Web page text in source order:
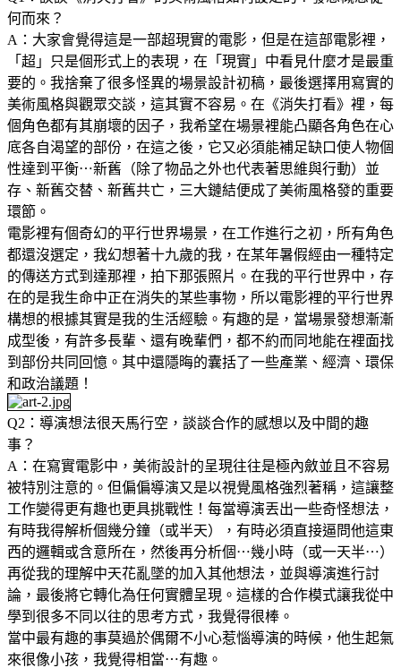
何而來？
A：大家會覺得這是一部超現實的電影，但是在這部電影裡，
「超」只是個形式上的表現，在「現實」中看見什麼才是最重
要的。我捨棄了很多怪異的場景設計初稿，最後選擇用寫實的
美術風格與觀眾交談，這其實不容易。在《消失打看》裡，每
個角色都有其崩壞的因子，我希望在場景裡能凸顯各角色在心
底各自渴望的部份，在這之後，它又必須能補足缺口使人物個
性達到平衡⋯新舊（除了物品之外也代表著思維與行動）並
存、新舊交替、新舊共亡，三大鏈結便成了美術風格發的重要
環節。
電影裡有個奇幻的平行世界場景，在工作進行之初，所有角色
都還沒選定，我幻想著十九歲的我，在某年暑假經由一種特定
的傳送方式到達那裡，拍下那張照片。在我的平行世界中，存
在的是我生命中正在消失的某些事物，所以電影裡的平行世界
構想的根據其實是我的生活經驗。有趣的是，當場景發想漸漸
成型後，有許多長輩、還有晚輩們，都不約而同地能在裡面找
到部份共同回憶。其中還隱晦的囊括了一些產業、經濟、環保
和政治議題！
Q2：導演想法很天馬行空，談談合作的感想以及中間的趣
事？
A：在寫實電影中，美術設計的呈現往往是極內斂並且不容易
被特別注意的。但偏偏導演又是以視覺風格強烈著稱，這讓整
工作變得更有趣也更具挑戰性！每當導演丟出一些奇怪想法，
有時我得解析個幾分鐘（或半天），有時必須直接逼問他這東
西的邏輯或含意所在，然後再分析個⋯幾小時（或一天半⋯）
再從我的理解中天花亂墜的加入其他想法，並與導演進行討
論，最後將它轉化為任何實體呈現。這樣的合作模式讓我從中
學到很多不同以往的思考方式，我覺得很棒。
當中最有趣的事莫過於偶爾不小心惹惱導演的時候，他生起氣
來很像小孩，我覺得相當⋯有趣。